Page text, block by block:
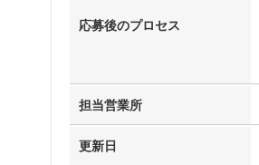
応募後のプロセス
担当営業所
更新日